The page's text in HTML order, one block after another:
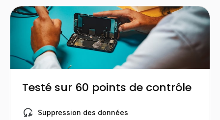
Testé sur 60 points de contrôle
Suppression des données